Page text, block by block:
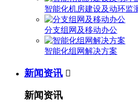
智能化机房建设及动环监
分支组网及移动办公
智能化组网解决方案
新闻资讯 
新闻资讯